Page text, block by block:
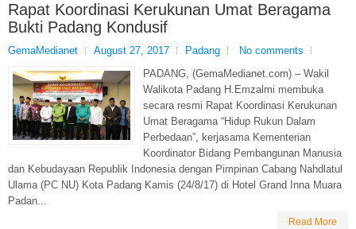
Rapat Koordinasi Kerukunan Umat Beragama
Bukti Padang Kondusif
GemaMedianet August 27, 2017 Padang
No comments
PADANG, (GemaMedianet.com) – Wakil
Walikota Padang H.Emzalmi membuka
secara resmi Rapat Koordinasi Kerukunan
Umat Beragama “Hidup Rukun Dalam
Perbedaan”, kerjasama Kementerian
Koordinator Bidang Pembangunan Manusia
dan Kebudayaan Republik Indonesia dengan Pimpinan Cabang Nahdlatul
Ulama (PC NU) Kota Padang Kamis (24/8/17) di Hotel Grand Inna Muara
Padan...
Read More